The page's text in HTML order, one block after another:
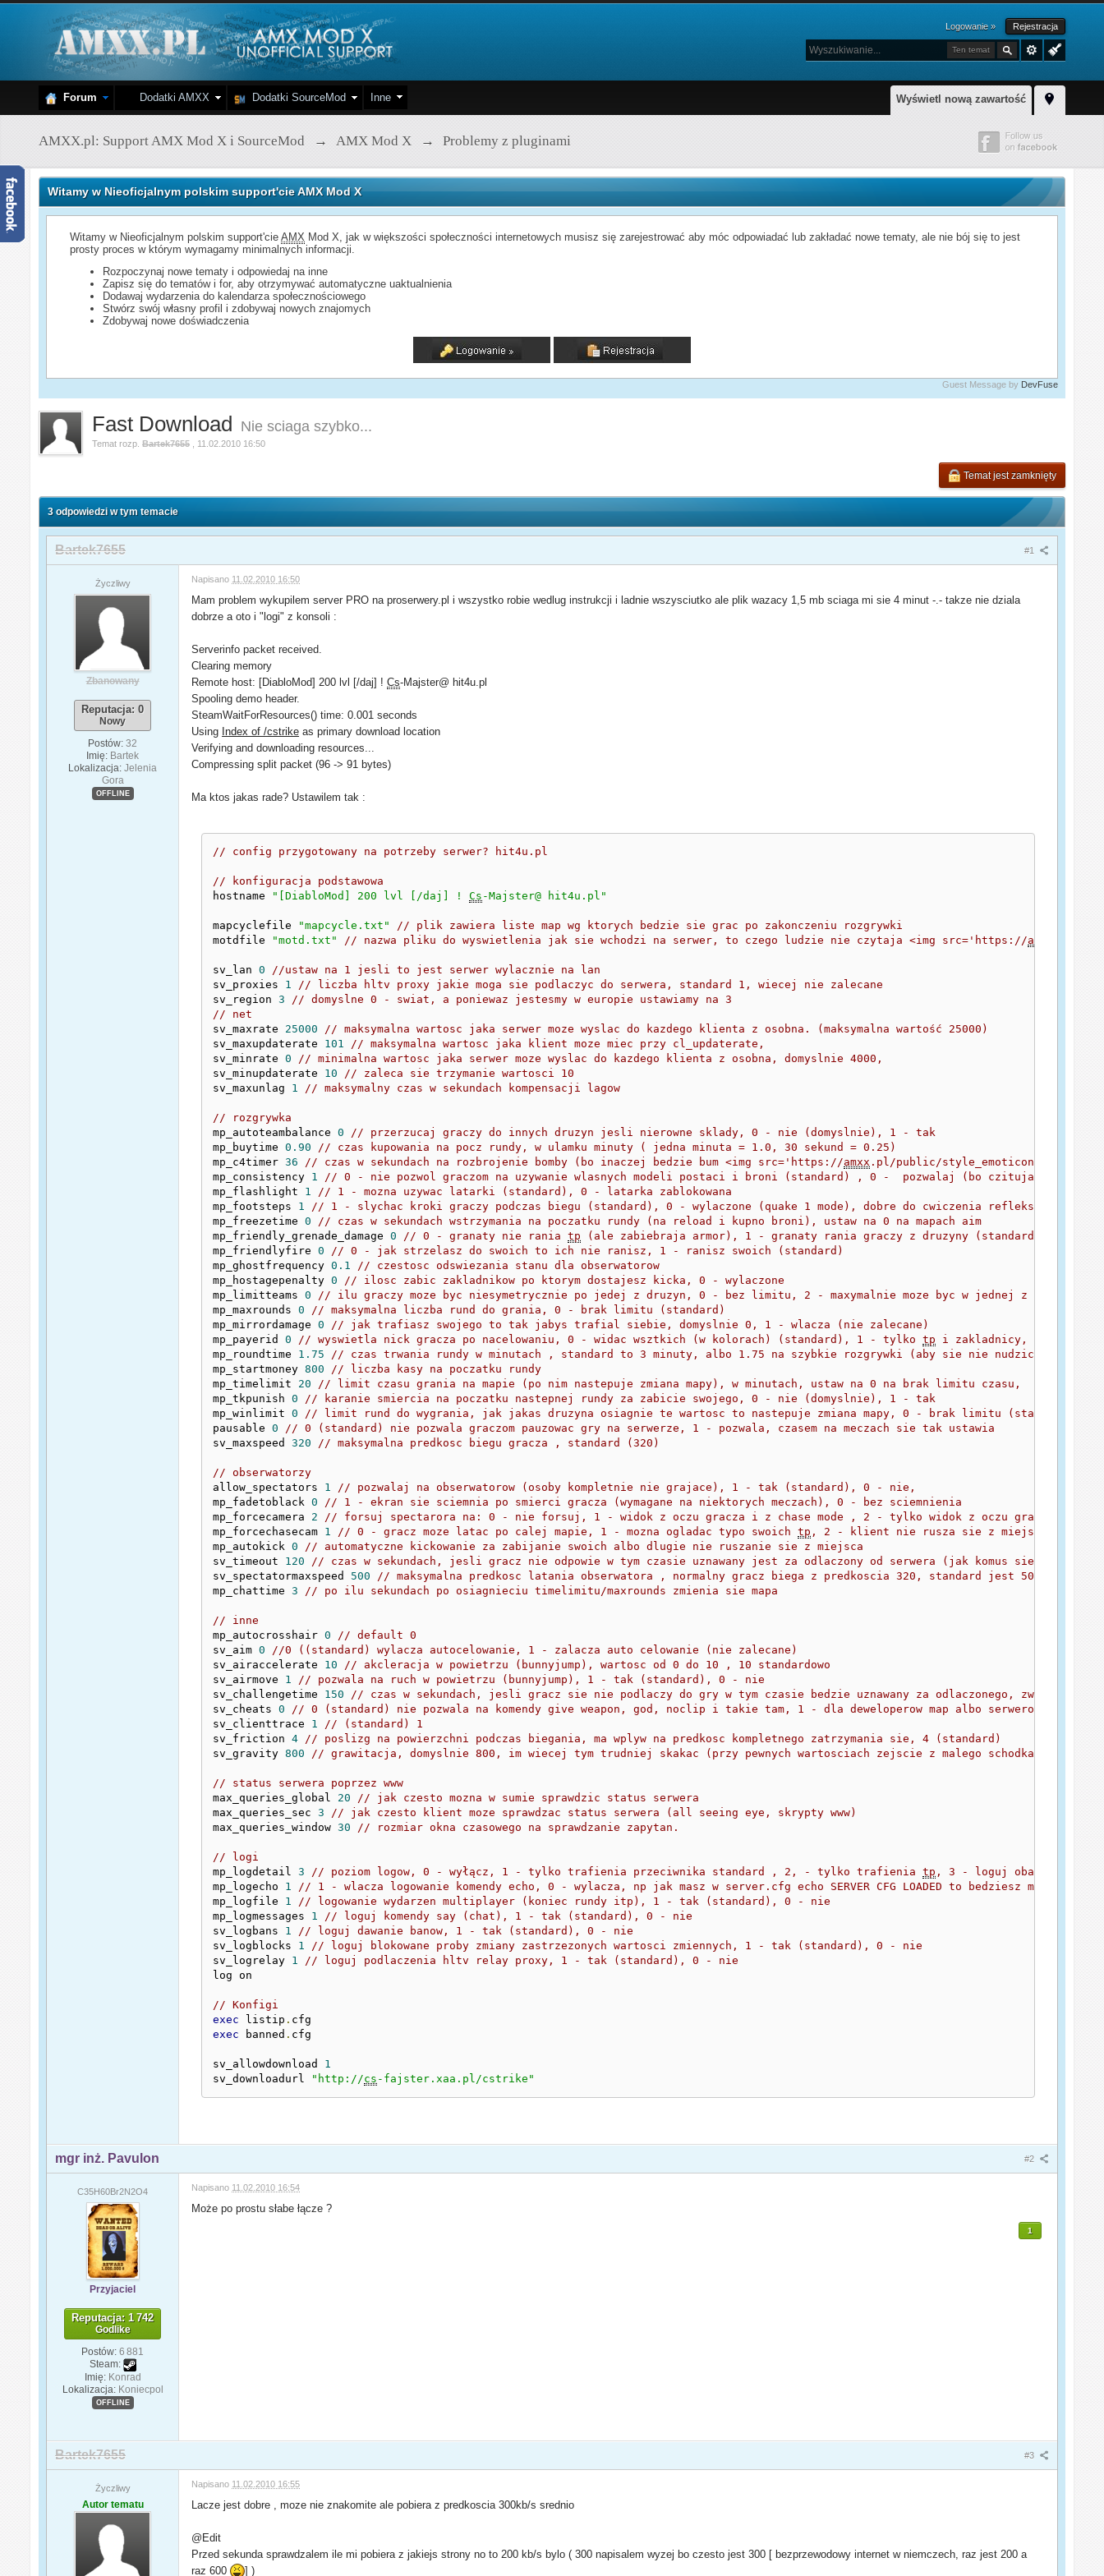
Logowanie » Rejestracja
Ten temat
Wyświetl nową zawartość
Forum Dodatki AMXX Dodatki SourceMod Inne
AMXX.pl: Support AMX Mod X i SourceMod → AMX Mod X → Problemy z pluginami
Witamy w Nieoficjalnym polskim support'cie AMX Mod X
Witamy w Nieoficjalnym polskim support'cieAMX Mod X, jak w większości społeczności internetowych musisz się zarejestrować aby móc odpowiadać lub zakładać nowe tematy, ale nie bój się to jest
prosty proces w którym wymagamy minimalnych informacji.
Rozpoczynaj nowe tematy i odpowiedaj na inne
Zapisz się do tematów i for, aby otrzymywać automatyczne uaktualnienia
Dodawaj wydarzenia do kalendarza społecznościowego
Stwórz swój własny profil i zdobywaj nowych znajomych
Zdobywaj nowe doświadczenia
Guest Message by DevFuse
Fast Download Nie sciaga szybko...
Temat rozp.Bartek7655 11.02.2010 16:50
Temat jest zamknięty
3 odpowiedzi w tym temacie
#1
Bartek7655
Życzliwy
Zbanowany
Reputacja: 0
Nowy
Postów: 32
Imię: Bartek
Lokalizacja: Jelenia
Gora
OFFLINE
Napisano 11.02.2010 16:50
Mam problem wykupilem server PRO na proserwery.pl i wszystko robie wedlug instrukcji i ladnie wszysciutko ale plik wazacy 1,5 mb sciaga mi sie 4 minut -.- takze nie dziala
dobrze a oto i "logi" z konsoli :
Serverinfo packet received.
Clearing memory
Remote host: [DiabloMod] 200 lvl [/daj] !Cs-Majster@ hit4u.pl
Spooling demo header.
SteamWaitForResources() time: 0.001 seconds
Using Index of /cstrike as primary download location
Verifying and downloading resources...
Compressing split packet (96 -> 91 bytes)
Ma ktos jakas rade? Ustawilem tak :
// config przygotowany na potrzeby serwer? hit4u.pl
// konfiguracja podstawowa
hostname
"[DiabloMod] 200 lvl [/daj] ! Cs -Majster@ hit4u.pl"
mapcyclefile "mapcycle.txt"
// plik zawiera liste map wg ktorych bedzie sie grac po zakonczeniu rozgrywki
motdfile
"motd.txt" // nazwa pliku do wyswietlenia jak sie wchodzi na serwer, to czego ludzie nie czytaja <img src='https://amxx
sv_lan 0
//ustaw na 1 jesli to jest serwer wylacznie na lan
sv_proxies 1
// liczba hltv proxy jakie moga sie podlaczyc do serwera, standard 1, wiecej nie zalecane
sv_region 3
// domyslne 0 - swiat, a poniewaz jestesmy w europie ustawiamy na 3
// net
sv_maxrate 25000
// maksymalna wartosc jaka serwer moze wyslac do kazdego klienta z osobna. (maksymalna wartość 25000)
sv_maxupdaterate 101
// maksymalna wartosc jaka klient moze miec przy cl_updaterate,
sv_minrate 0
// minimalna wartosc jaka serwer moze wyslac do kazdego klienta z osobna, domyslnie 4000,
sv_minupdaterate 10
// zaleca sie trzymanie wartosci 10
sv_maxunlag 1 // maksymalny czas w sekundach kompensacji lagow
// rozgrywka
mp_autoteambalance 0
// przerzucaj graczy do innych druzyn jesli nierowne sklady, 0 - nie (domyslnie), 1 - tak
mp_buytime 0.90
// czas kupowania na pocz rundy, w ulamku minuty ( jedna minuta = 1.0, 30 sekund = 0.25)
mp_c4timer 36 // czas w sekundach na rozbrojenie bomby (bo inaczej bedzie bum <img src='https://amxx .pl/public/style_emoticons/
mp_consistency 1
// 0 - nie pozwol graczom na uzywanie wlasnych modeli postaci i broni (standard) , 0 -  pozwalaj (bo czituja)
mp_flashlight 1
// 1 - mozna uzywac latarki (standard), 0 - latarka zablokowana
mp_footsteps 1
// 1 - slychac kroki graczy podczas biegu (standard), 0 - wylaczone (quake 1 mode), dobre do cwiczenia refleksu <img
mp_freezetime 0
// czas w sekundach wstrzymania na poczatku rundy (na reload i kupno broni), ustaw na 0 na mapach aim
mp_friendly_grenade_damage 0 // 0 - granaty nie rania tp (ale zabiebraja armor), 1 - granaty rania graczy z druzyny (standard)
mp_friendlyfire 0
// 0 - jak strzelasz do swoich to ich nie ranisz, 1 - ranisz swoich (standard)
mp_ghostfrequency 0.1
// czestosc odswiezania stanu dla obserwatorow
mp_hostagepenalty 0
// ilosc zabic zakladnikow po ktorym dostajesz kicka, 0 - wylaczone
mp_limitteams 0
// ilu graczy moze byc niesymetrycznie po jedej z druzyn, 0 - bez limitu, 2 - maxymalnie moze byc w jednej z druzyn 2
mp_maxrounds 0
// maksymalna liczba rund do grania, 0 - brak limitu (standard)
mp_mirrordamage 0
// jak trafiasz swojego to tak jabys trafial siebie, domyslnie 0, 1 - wlacza (nie zalecane)
mp_payerid 0 // wyswietla nick gracza po nacelowaniu, 0 - widac wsztkich (w kolorach) (standard), 1 - tylko tp i zakladnicy, 2 - nikogo
mp_roundtime 1.75
// czas trwania rundy w minutach , standard to 3 minuty, albo 1.75 na szybkie rozgrywki (aby sie nie nudzic na
mp_startmoney 800
// liczba kasy na poczatku rundy
mp_timelimit 20
// limit czasu grania na mapie (po nim nastepuje zmiana mapy), w minutach, ustaw na 0 na brak limitu czasu,
mp_tkpunish 0
// karanie smiercia na poczatku nastepnej rundy za zabicie swojego, 0 - nie (domyslnie), 1 - tak
mp_winlimit 0
// limit rund do wygrania, jak jakas druzyna osiagnie te wartosc to nastepuje zmiana mapy, 0 - brak limitu (standard)
pausable 0
// 0 (standard) nie pozwala graczom pauzowac gry na serwerze, 1 - pozwala, czasem na meczach sie tak ustawia
sv_maxspeed 320 // maksymalna predkosc biegu gracza , standard (320)
// obserwatorzy
allow_spectators 1
// pozwalaj na obserwatorow (osoby kompletnie nie grajace), 1 - tak (standard), 0 - nie,
mp_fadetoblack 0
// 1 - ekran sie sciemnia po smierci gracza (wymagane na niektorych meczach), 0 - bez sciemnienia
mp_forcecamera 2
// forsuj spectarora na: 0 - nie forsuj, 1 - widok z oczu gracza i z chase mode , 2 - tylko widok z oczu gracza,
mp_forcechasecam 1 // 0 - gracz moze latac po calej mapie, 1 - mozna ogladac typo swoich tp , 2 - klient nie rusza sie z miejsca gdzie
mp_autokick 0
// automatyczne kickowanie za zabijanie swoich albo dlugie nie ruszanie sie z miejsca
sv_timeout 120
// czas w sekundach, jesli gracz nie odpowie w tym czasie uznawany jest za odlaczony od serwera (jak komus sie komp
sv_spectatormaxspeed 500
// maksymalna predkosc latania obserwatora , normalny gracz biega z predkoscia 320, standard jest 500
mp_chattime 3 // po ilu sekundach po osiagnieciu timelimitu/maxrounds zmienia sie mapa
// inne
mp_autocrosshair 0
// default 0
sv_aim 0
//0 ((standard) wylacza autocelowanie, 1 - zalacza auto celowanie (nie zalecane)
sv_airaccelerate 10
// akcleracja w powietrzu (bunnyjump), wartosc od 0 do 10 , 10 standardowo
sv_airmove 1
// pozwala na ruch w powietrzu (bunnyjump), 1 - tak (standard), 0 - nie
sv_challengetime 150
// czas w sekundach, jesli gracz sie nie podlaczy do gry w tym czasie bedzie uznawany za odlaczonego, zwieksz
sv_cheats 0
// 0 (standard) nie pozwala na komendy give weapon, god, noclip i takie tam, 1 - dla deweloperow map albo serwero for fun
sv_clienttrace 1
// (standard) 1
sv_friction 4
// poslizg na powierzchni podczas biegania, ma wplyw na predkosc kompletnego zatrzymania sie, 4 (standard)
sv_gravity 800 // grawitacja, domyslnie 800, im wiecej tym trudniej skakac (przy pewnych wartosciach zejscie z malego schodka jest
// status serwera poprzez www
max_queries_global 20
// jak czesto mozna w sumie sprawdzic status serwera
max_queries_sec 3
// jak czesto klient moze sprawdzac status serwera (all seeing eye, skrypty www)
max_queries_window 30 // rozmiar okna czasowego na sprawdzanie zapytan.
// logi
mp_logdetail 3 // poziom logow, 0 - wyłącz, 1 - tylko trafienia przeciwnika standard , 2, - tylko trafienia tp , 3 - loguj oba (
mp_logecho 1
// 1 - wlacza logowanie komendy echo, 0 - wylacza, np jak masz w server.cfg echo SERVER CFG LOADED to bedziesz mial to
mp_logfile 1
// logowanie wydarzen multiplayer (koniec rundy itp), 1 - tak (standard), 0 - nie
mp_logmessages 1
// loguj komendy say (chat), 1 - tak (standard), 0 - nie
sv_logbans 1
// loguj dawanie banow, 1 - tak (standard), 0 - nie
sv_logblocks 1
// loguj blokowane proby zmiany zastrzezonych wartosci zmiennych, 1 - tak (standard), 0 - nie
sv_logrelay 1
// loguj podlaczenia hltv relay proxy, 1 - tak (standard), 0 - nie
log on
// Konfigi
exec listip .
exec banned . cfg
sv_allowdownload 1
sv_downloadurl
"http://cs -fajster.xaa.pl/cstrike"
#2
mgr inż. Pavulon
C35H60Br2N2O4
Przyjaciel
Reputacja: 1 742
Godlike
Postów: 6 881
Steam:
Imię: Konrad
Lokalizacja: Koniecpol
OFFLINE
Napisano 11.02.2010 16:54
Może po prostu słabe łącze ?
1
#3
Bartek7655
Życzliwy
Autor tematu
Napisano 11.02.2010 16:55
Lacze jest dobre , moze nie znakomite ale pobiera z predkoscia 300kb/s srednio
@Edit
Przed sekunda sprawdzalem ile mi pobiera z jakiejs strony no to 200 kb/s bylo ( 300 napisalem wyzej bo czesto jest 300 [ bezprzewodowy internet w niemczech, raz jest 200 a
raz 600
] )